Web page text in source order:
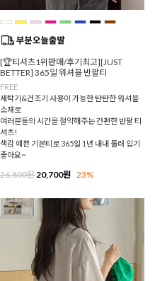
[🏆티셔츠1위판매/후기최고][JUST
BETTER] 365일 워셔블 반팔티
FREE
세탁기&건조기 사용이 가능한 탄탄한 워셔블
소재로
여러분들의 시간을 절약해주는 간편한 반팔 티
셔츠!
색감 예쁜 기본티로 365일 1년 내내 돌려 입기
좋아요~
26,800원20,700원 23%